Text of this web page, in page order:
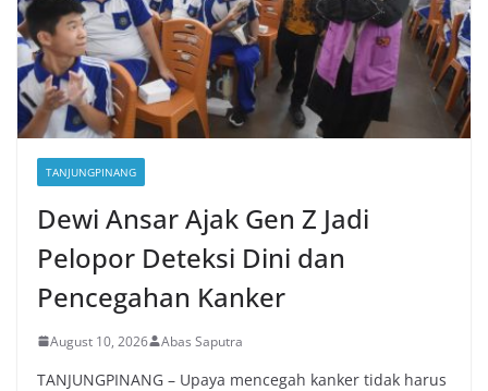
TANJUNGPINANG
Dewi Ansar Ajak Gen Z Jadi
Pelopor Deteksi Dini dan
Pencegahan Kanker
August 10, 2026 Abas Saputra
TANJUNGPINANG – Upaya mencegah kanker tidak harus